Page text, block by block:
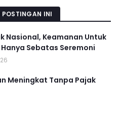
INI
Nasional, Keamanan Untuk
Sebatas Seremoni
Meningkat Tanpa Pajak